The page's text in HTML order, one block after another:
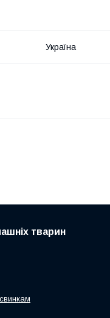
Україна
тварин